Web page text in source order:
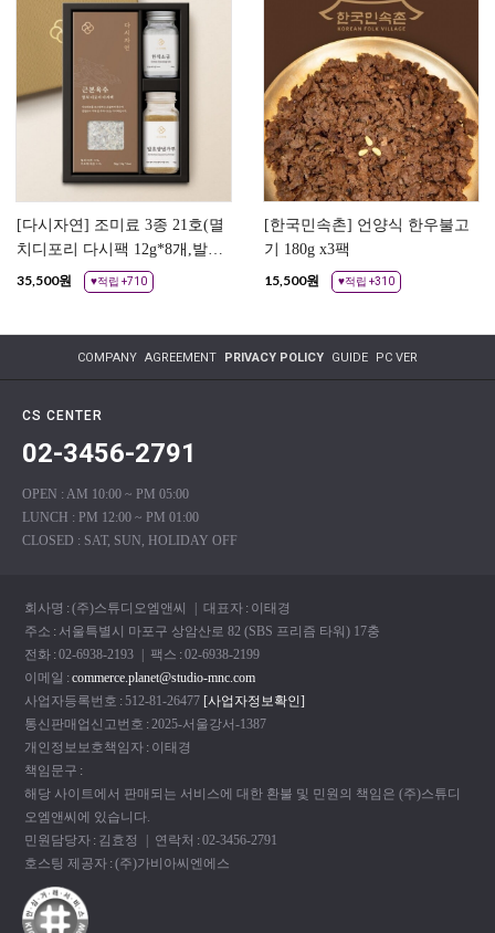
[다시자연] 조미료 3종 21호(멸
치디포리 다시팩 12g*8개,발효
시즈닝 95g*1개,한식소금
35,500원 ♥적립 +710
[한국민속촌] 언양식 한우불고
기 180g x3팩
15,500원 ♥적립 +310
COMPANY AGREEMENT PRIVACY POLICY GUIDE PC VER
CS CENTER
02-3456-2791
OPEN : AM 10:00 ~ PM 05:00
LUNCH : PM 12:00 ~ PM 01:00
CLOSED : SAT, SUN, HOLIDAY OFF
회사명 : (주)스튜디오엠앤씨 | 대표자 : 이태경
주소 : 서울특별시 마포구 상암산로 82 (SBS 프리즘 타워) 17충
전화 : 02-6938-2193 | 팩스 : 02-6938-2199
이메일 : commerce.planet@studio-mnc.com
사업자등록번호 : 512-81-26477 [사업자정보확인]
통신판매업신고번호 : 2025-서울강서-1387
개인정보보호책임자 : 이태경
책임문구 :
해당 사이트에서 판매되는 서비스에 대한 환불 및 민원의 책임은 (주)스튜디
오엠앤씨에 있습니다.
민원담당자 : 김효정 | 연락처 : 02-3456-2791
호스팅 제공자 : (주)가비아씨엔에스